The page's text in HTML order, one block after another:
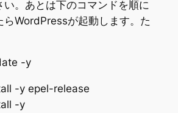
い。あとは下のコマンドを順に
らWordPressが起動します。た
-y
-y epel-release
-y